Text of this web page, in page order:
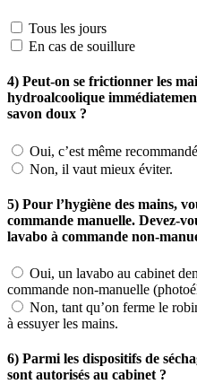
Tous les jours
En cas de souillure
4) Peut-on se frictionner les
hydroalcoolique
savon doux ?
Oui, c’est même
Non, il vaut mieux éviter.
5) Pour l’hygiène des mains,
commande manuelle. Devez-
lavabo à commande non-
Oui, un lavabo au cabinet
commande non-manuelle
Non, tant qu’on ferme le
à essuyer les mains.
6) Parmi les dispositifs de
sont autorisés au cabinet ?